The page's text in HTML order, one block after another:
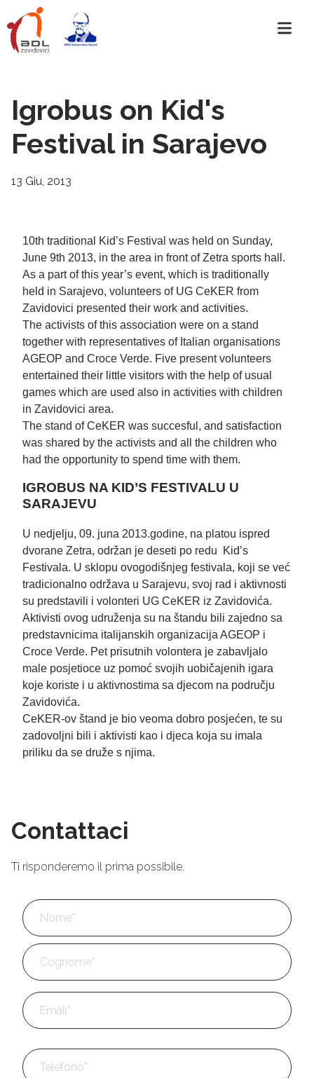
Igrobus on Kid's
Festival in Sarajevo
13 Giu, 2013
10th traditional Kid’s Festival was held on Sunday,
June 9th 2013, in the area in front of Zetra sports hall.
As a part of this year’s event, which is traditionally
held in Sarajevo, volunteers of UG CeKER from
Zavidovici presented their work and activities.
The activists of this association were on a stand
together with representatives of Italian organisations
AGEOP and Croce Verde. Five present volunteers
entertained their little visitors with the help of usual
games which are used also in activities with children
in Zavidovici area.
The stand of CeKER was succesful, and satisfaction
was shared by the activists and all the children who
had the opportunity to spend time with them.
IGROBUS NA KID’S FESTIVALU U
SARAJEVU
U nedjelju, 09. juna 2013.godine, na platou ispred
dvorane Zetra, održan je deseti po redu Kid’s
Festivala. U sklopu ovogodišnjeg festivala, koji se već
tradicionalno održava u Sarajevu, svoj rad i aktivnosti
su predstavili i volonteri UG CeKER iz Zavidovića.
Aktivisti ovog udruženja su na štandu bili zajedno sa
predstavnicima italijanskih organizacija AGEOP i
Croce Verde. Pet prisutnih volontera je zabavljalo
male posjetioce uz pomoć svojih uobičajenih igara
koje koriste i u aktivnostima sa djecom na području
Zavidovića.
CeKER-ov štand je bio veoma dobro posjećen, te su
zadovoljni bili i aktivisti kao i djeca koja su imala
priliku da se druže s njima.
Contattaci
Ti risponderemo il prima possibile.
Nome *
Email
Telefono *